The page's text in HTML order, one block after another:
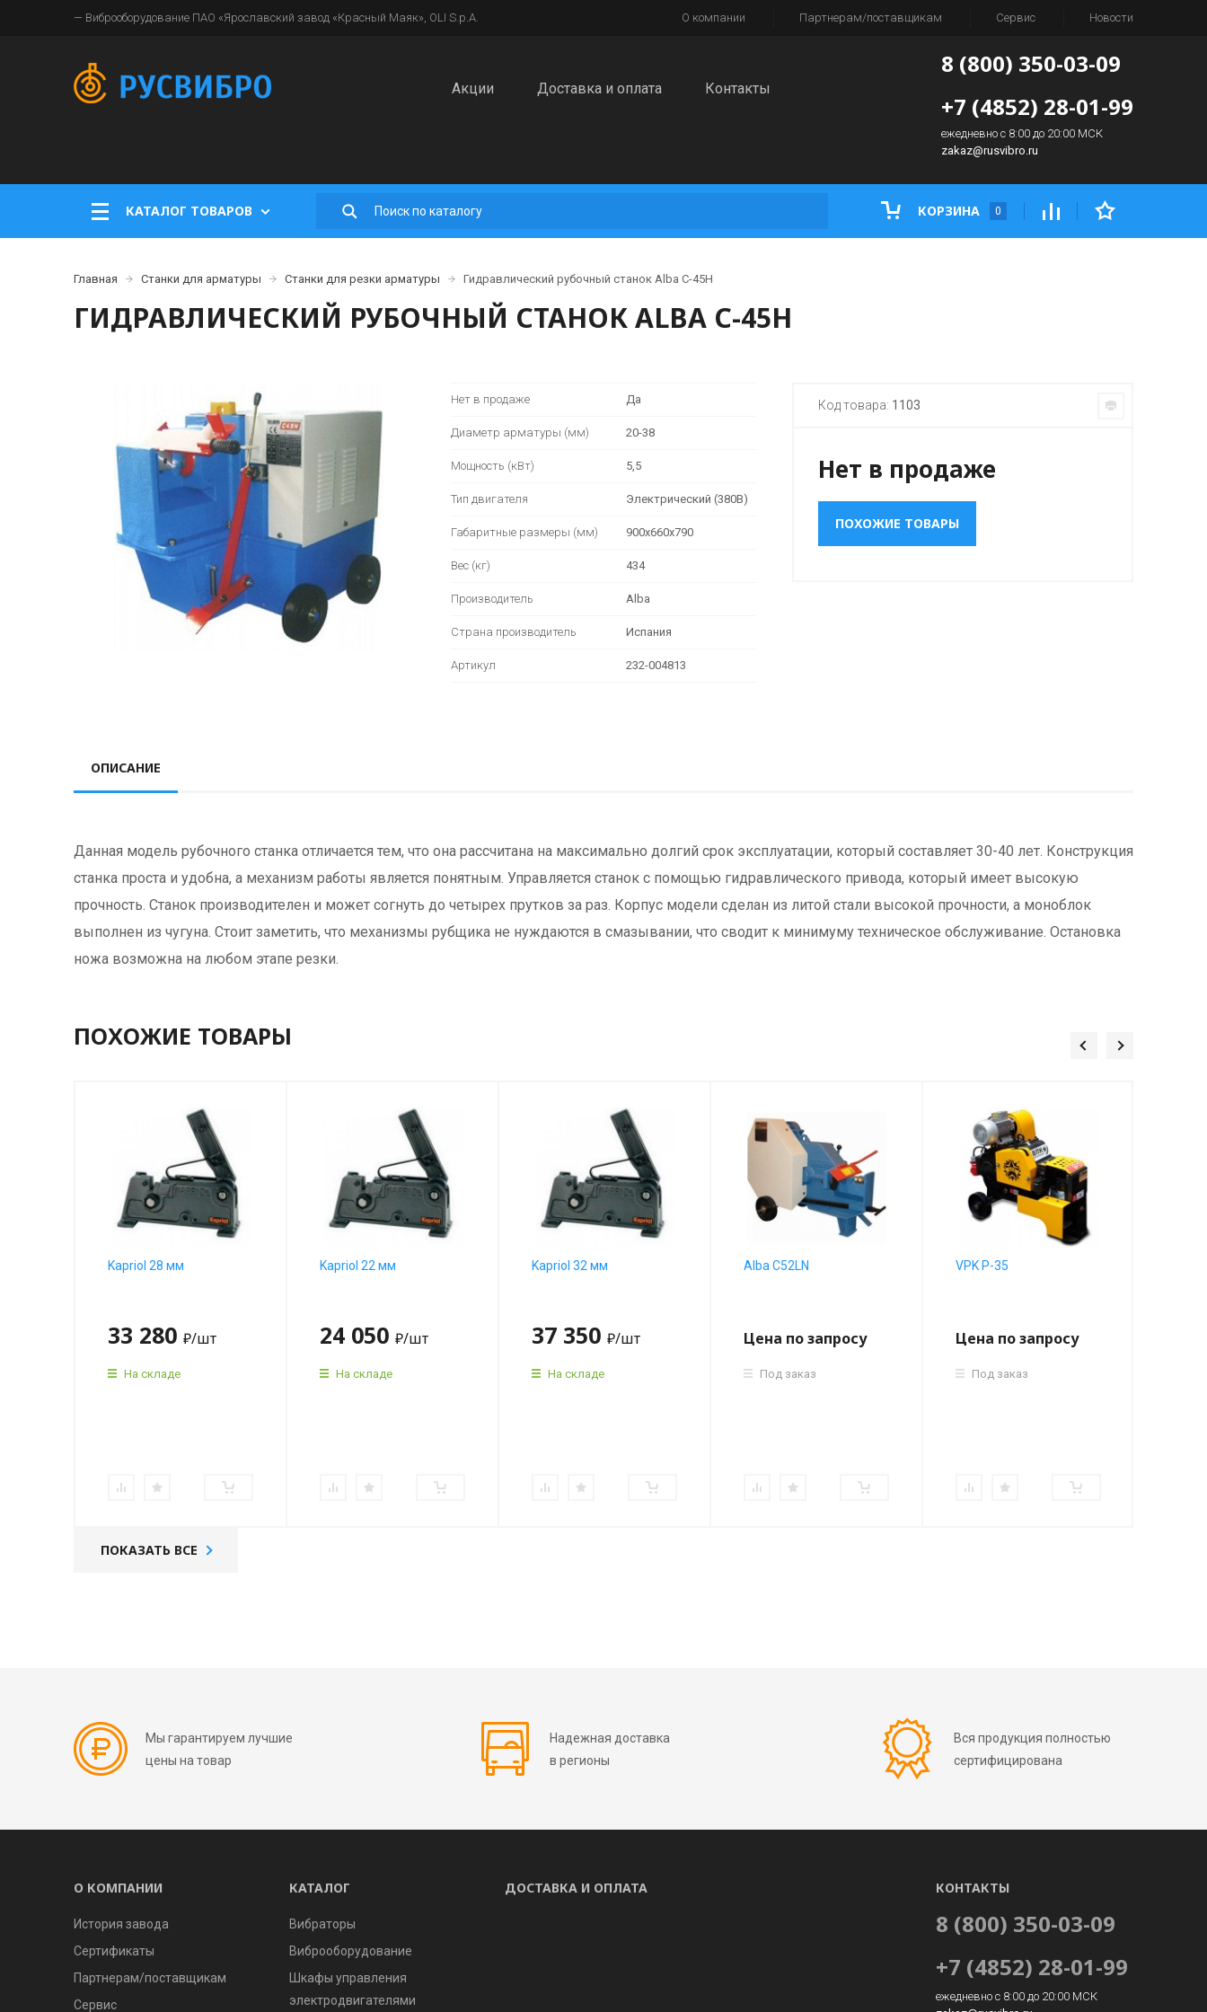
— Виброоборудование ПАО «Ярославский завод «Красный Маяк», OLI S.p.A. О компании Партнерам/поставщикам Сервис Новости
8 (800) 350-03-09
+7 (4852) 28-01-99
ежедневно с 8:00 до 20:00 МСК
zakaz@rusvibro.ru
Акции Доставка и оплата Контакты
КОРЗИНА 0
КАТАЛОГ ТОВАРОВ
Главная Станки для арматуры Станки для резки арматуры Гидравлический рубочный станок Alba C-45H
ГИДРАВЛИЧЕСКИЙ РУБОЧНЫЙ СТАНОК ALBA C-45H
Нет в продаже Да
Диаметр арматуры (мм) 20-38
Мощность (кВт) 5,5
Тип двигателя Электрический (380В)
Габаритные размеры (мм) 900х660х790
Вес (кг) 434
Производитель Alba
Страна производитель Испания
Артикул 232-004813
Код товара: 1103
Нет в продаже
ПОХОЖИЕ ТОВАРЫ
ОПИСАНИЕ
Данная модель рубочного станка отличается тем, что она рассчитана на максимально долгий срок эксплуатации, который составляет 30-40 лет. Конструкция
станка проста и удобна, а механизм работы является понятным. Управляется станок с помощью гидравлического привода, который имеет высокую
прочность. Станок производителен и может согнуть до четырех прутков за раз. Корпус модели сделан из литой стали высокой прочности, а моноблок
выполнен из чугуна. Стоит заметить, что механизмы рубщика не нуждаются в смазывании, что сводит к минимуму техническое обслуживание. Остановка
ножа возможна на любом этапе резки.
ПОХОЖИЕ ТОВАРЫ
Kapriol 28 мм
33 280 ₽/шт
На складе
Kapriol 22 мм
24 050 ₽/шт
На складе
Kapriol 32 мм
37 350 ₽/шт
На складе
Alba C52LN
Цена по запросу
Под заказ
VPK Р-35
Цена по запросу
Под заказ
ПОКАЗАТЬ ВСЕ
Мы гарантируем лучшие
цены на товар
Надежная доставка
в регионы
Вся продукция полностью
сертифицирована
О КОМПАНИИ
История завода
Сертификаты
Партнерам/поставщикам
Сервис
КАТАЛОГ
Вибраторы
Виброоборудование
Шкафы управления
электродвигателями
ДОСТАВКА И ОПЛАТА КОНТАКТЫ
8 (800) 350-03-09
+7 (4852) 28-01-99
ежедневно с 8:00 до 20:00 МСК